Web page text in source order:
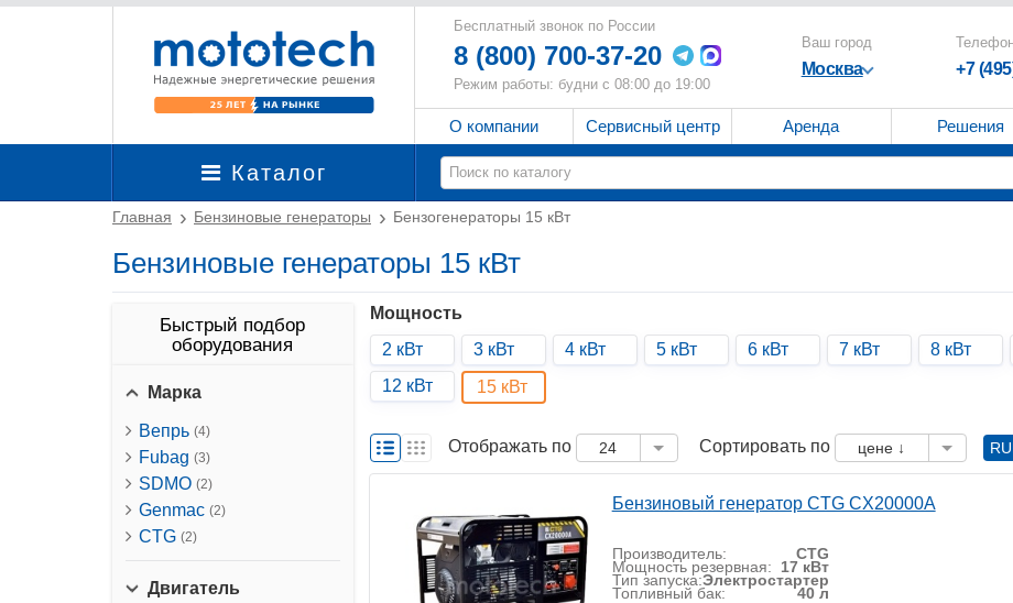
Бесплатный звонок по России
8 (800) 700-37-20
Режим работы: будни с 08:00 до 19:00
Ваш город
Москва +7
О компании Сервисный центр Аренда Решения
Каталог
Главная Бензиновые генераторы Бензогенераторы 15 кВт
Бензиновые генераторы 15 кВт
Быстрый подбор
оборудования
Марка
Вепрь (4)
Fubag (3)
SDMO (2)
Genmac (2)
CTG (2)
Двигатель
Мощность
2 кВт
3 кВт 4 кВт 5 кВт 6 кВт 7 кВт 8 кВт
12 кВт
15 кВт
Отображать по 24 Сортировать по цене ↓
Бензиновый генератор CTG CX20000A
Производитель: CTG
Мощность резервная: 17 кВт
Тип запуска:Электростартер
Топливный бак: 40 л